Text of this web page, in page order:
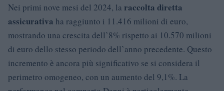
Nei primi nove mesi del 2024, la raccolta diretta
assicurativa ha raggiunto i 11.416 milioni di euro,
mostrando una crescita dell’8% rispetto ai 10.570 milioni
di euro dello stesso periodo dell’anno precedente. Questo
incremento è ancora più significativo se si considera il
perimetro omogeneo, con un aumento del 9,1%. La